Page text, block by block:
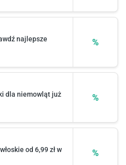
%
najlepsze
%
dla niemowląt już
%
od 6,99 zł w